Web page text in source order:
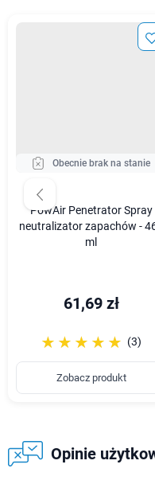
Obecnie brak na stanie
PowAir Penetrator Spray
neutralizator zapachów -
ml
61,69 zł
☆☆☆☆☆
★★★★★ (3)
Zobacz produkt
Opinie